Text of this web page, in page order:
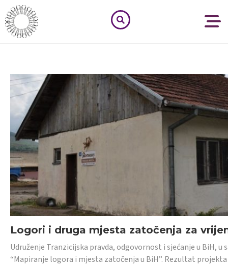
Logori i druga mjesta zatočenja za
Udruženje Tranzicijska pravda, odgovornost i sjećanje u BiH,
“Mapiranje logora i mjesta zatočenja u BiH”. Rezultat